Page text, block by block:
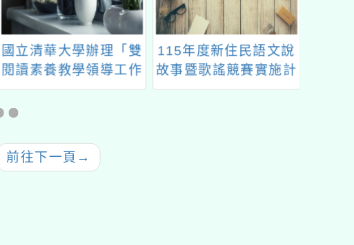
國立清華大學辦理「雙
閱讀素養教學領導工作
115年度新住民語文說
故事暨歌謠競賽實施計
前往下一頁 →